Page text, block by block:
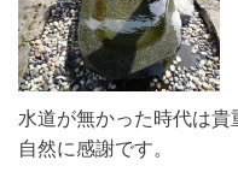
水道が無かった時代は貴
自然に感謝です。